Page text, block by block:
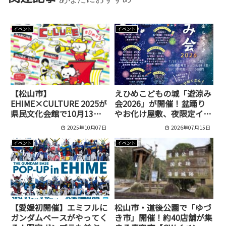
イベント
【松山市】
EHIME×CULTURE 2025が
県民文化会館で10月13日
に開催！約100店舗のマル
シェや音楽ライブも！
2025年10月07日
イベント
えひめこどもの城「遊涼み
会2026」が開催！盆踊り
やお化け屋敷、夜限定イベ
ントが盛りだくさん2026年07月15日
イベント
【愛媛初開催】エミフルに
ガンダムベースがやってく
イベント
松山市・道後公園で「ゆづ
き市」開催！約40店舗が集